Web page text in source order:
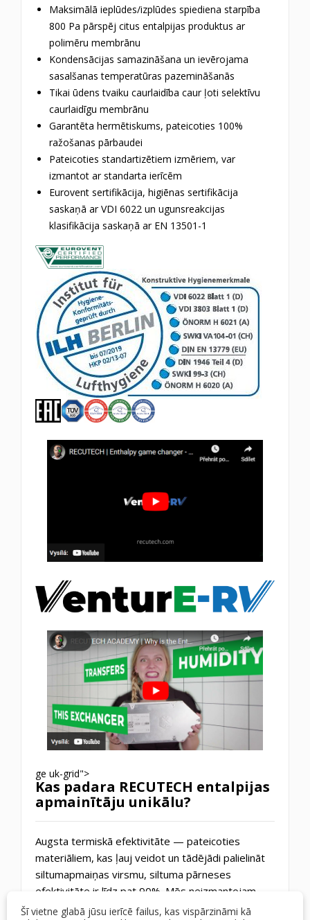
Maksimālā ieplūdes/izplūdes spiediena starpība
800 Pa pārspēj citus entalpijas produktus ar
polimēru membrānu
Kondensācijas samazināšana un ievērojama
sasalšanas temperatūras pazemināšanās
Tikai ūdens tvaiku caurlaidība caur ļoti selektīvu
caurlaidīgu membrānu
Garantēta hermētiskums, pateicoties 100%
ražošanas pārbaudei
Pateicoties standartizētiem izmēriem, var
izmantot ar standarta ierīcēm
Eurovent sertifikācija, higiēnas sertifikācija
saskaņā ar VDI 6022 un ugunsreakcijas
klasifikācija saskaņā ar EN 13501-1
ge uk-grid">
Kas padara RECUTECH entalpijas
apmainītāju unikālu?
Augsta termiskā efektivitāte — pateicoties
materiāliem, kas ļauj veidot un tādējādi palielināt
siltumapmaiņas virsmu, siltuma pārneses
efektivitāte ir līdz pat 90%. Mēs neizmantojam
starplikas, jo tās nav nepieciešamas.
Šī vietne glabā jūsu ierīcē failus, kas vispārzināmi kā